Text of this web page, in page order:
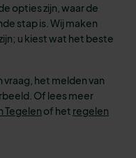
opties zijn, waar de
stap is. Wij maken
u kiest wat het beste
vraag, het melden van
Of lees meer
Tegelen of het regelen